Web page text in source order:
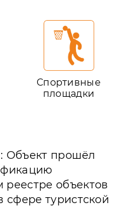
Спортивные
площадки
Объект прошёл
объектов
сфере туристской